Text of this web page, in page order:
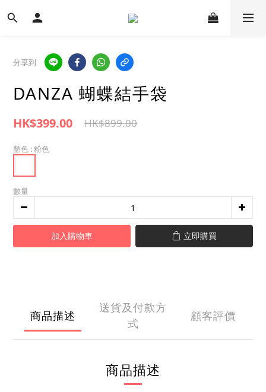
分享到
DANZA 蝴蝶結手袋
HK$399.00 HK$899.00
顏色 : 粉色
數量
加入購物車 立即購買
商品描述
送貨及付款方
式
顧客評價
商品描述